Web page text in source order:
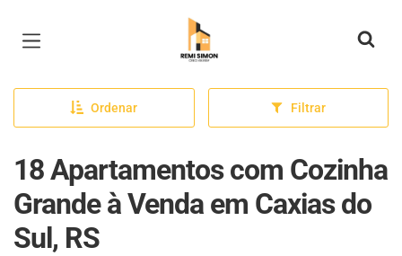
Página inicial
Ordenar Filtrar
18 Apartamentos com Cozinha
Grande à Venda em Caxias do
Sul, RS